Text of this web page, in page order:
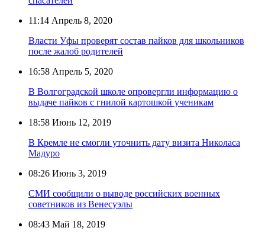
11:14 Апрель 8, 2020
Власти Уфы проверят состав пайков для школьников
после жалоб родителей
16:58 Апрель 5, 2020
В Волгоградской школе опровергли информацию о
выдаче пайков с гнилой картошкой ученикам
18:58 Июнь 12, 2019
В Кремле не смогли уточнить дату визита Николаса
Мадуро
08:26 Июнь 3, 2019
СМИ сообщили о выводе российских военных
советников из Венесуэлы
08:43 Май 18, 2019